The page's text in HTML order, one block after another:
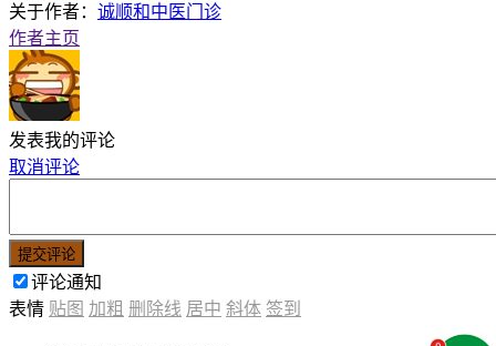
关于作者： 诚顺和中医门诊
作者主页
发表我的评论
取消评论
提交评论
评论通知
表情 贴图 加粗 删除线 居中 斜体 签到